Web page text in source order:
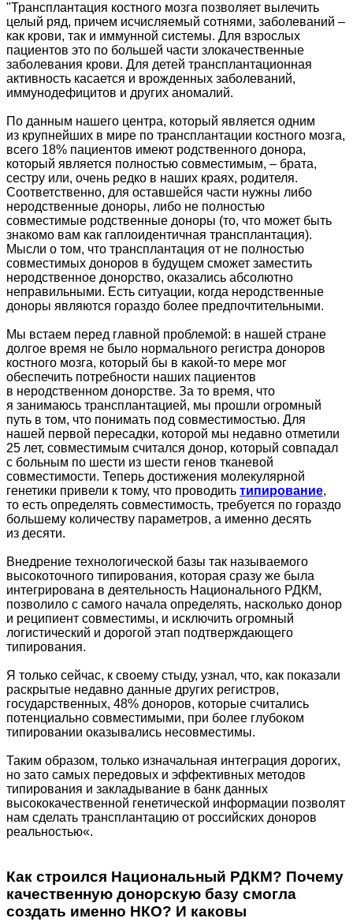
"Трансплантация костного мозга позволяет вылечить
целый ряд, причем исчисляемый сотнями, заболеваний –
как крови, так и иммунной системы. Для взрослых
пациентов это по большей части злокачественные
заболевания крови. Для детей трансплантационная
активность касается и врожденных заболеваний,
иммунодефицитов и других аномалий.
По данным нашего центра, который является одним
из крупнейших в мире по трансплантации костного мозга,
всего 18% пациентов имеют родственного донора,
который является полностью совместимым, – брата,
сестру или, очень редко в наших краях, родителя.
Соответственно, для оставшейся части нужны либо
неродственные доноры, либо не полностью
совместимые родственные доноры (то, что может быть
знакомо вам как гаплоидентичная трансплантация).
Мысли о том, что трансплантация от не полностью
совместимых доноров в будущем сможет заместить
неродственное донорство, оказались абсолютно
неправильными. Есть ситуации, когда неродственные
доноры являются гораздо более предпочтительными.
Мы встаем перед главной проблемой: в нашей стране
долгое время не было нормального регистра доноров
костного мозга, который бы в какой-то мере мог
обеспечить потребности наших пациентов
в неродственном донорстве. За то время, что
я занимаюсь трансплантацией, мы прошли огромный
путь в том, что понимать под совместимостью. Для
нашей первой пересадки, которой мы недавно отметили
25 лет, совместимым считался донор, который совпадал
с больным по шести из шести генов тканевой
совместимости. Теперь достижения молекулярной
генетики привели к тому, что проводить типирование,
то есть определять совместимость, требуется по гораздо
большему количеству параметров, а именно десять
из десяти.
Внедрение технологической базы так называемого
высокоточного типирования, которая сразу же была
интегрирована в деятельность Национального РДКМ,
позволило с самого начала определять, насколько донор
и реципиент совместимы, и исключить огромный
логистический и дорогой этап подтверждающего
типирования.
Я только сейчас, к своему стыду, узнал, что, как показали
раскрытые недавно данные других регистров,
государственных, 48% доноров, которые считались
потенциально совместимыми, при более глубоком
типировании оказывались несовместимы.
Таким образом, только изначальная интеграция дорогих,
но зато самых передовых и эффективных методов
типирования и закладывание в банк данных
высококачественной генетической информации позволят
нам сделать трансплантацию от российских доноров
реальностью«.
Как строился Национальный РДКМ? Почему
качественную донорскую базу смогла
создать именно НКО? И каковы